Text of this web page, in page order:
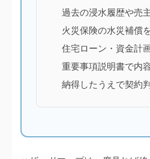
過去の浸水履歴や売
火災保険の水災補償
住宅ローン・資金計
重要事項説明書で内
納得したうえで契約